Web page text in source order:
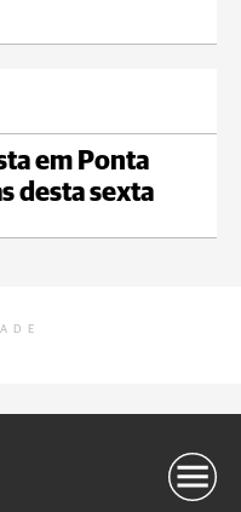
em Ponta
desta sexta